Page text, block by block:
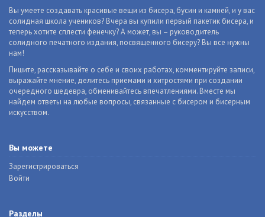
Вы умеете создавать красивые вещи из бисера, бусин и камней, и у вас
солидная школа учеников? Вчера вы купили первый пакетик бисера, и
теперь хотите сплести фенечку? А может, вы – руководитель
солидного печатного издания, посвященного бисеру? Вы все нужны
нам!
Пишите, рассказывайте о себе и своих работах, комментируйте записи,
выражайте мнение, делитесь приемами и хитростями при создании
очередного шедевра, обменивайтесь впечатлениями. Вместе мы
найдем ответы на любые вопросы, связанные с бисером и бисерным
искусством.
Вы можете
Зарегистрироваться
Войти
Разделы